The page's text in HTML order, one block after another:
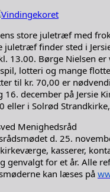
store juletræf med
juletræf finder sted i
13.00. Børge Nielsen
lotteri og mange
til kr. 70,00 er
16. december på Jersie
eller i Solrød
Menighedsråd
d. 25.
kasserer,
genvalgt for et år. Alle
kan læses på